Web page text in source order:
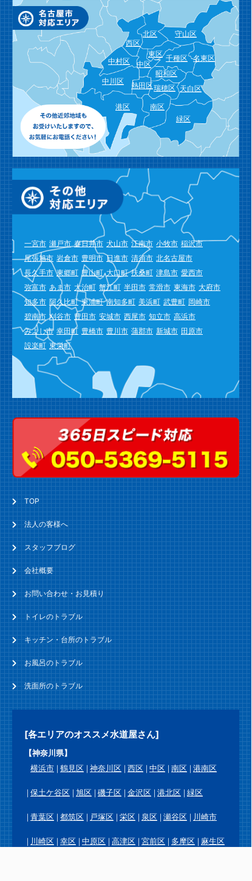
北区
西区
守山区
東区 名東区
千種区
中区
中村区
昭和区
天白区
瑞穂区
熱田区
中川区
緑区
南区
港区
一宮市 瀬戸市 春日井市 犬山市 江南市 小牧市 稲沢市
尾張旭市 岩倉市 豊明市 日進市 清須市 北名古屋市
長久手市 東郷町 豊山町 大口町 扶桑町 津島市 愛西市
弥富市 あま市 大治町 蟹江町 半田市 常滑市 東海市 大府市
知多市 阿久比町 東浦町 南知多町 美浜町 武豊町 岡崎市
碧南市 刈谷市 豊田市 安城市 西尾市 知立市 高浜市
みよし市 幸田町 豊橋市 豊川市 蒲郡市 新城市 田原市
設楽町 東栄町
TOP
法人の客様へ
スタッフブログ
会社概要
お問い合わせ・お見積り
トイレのトラブル
キッチン・台所のトラブル
お風呂のトラブル
洗面所のトラブル
[各エリアのオススメ水道屋さん]
【神奈川県】
横浜市
鶴見区 神奈川区 西区 中区 南区 港南区
保土ケ谷区 旭区 磯子区 金沢区 港北区 緑区
青葉区 都筑区 戸塚区 栄区 泉区 瀬谷区 川崎市
川崎区 幸区 中原区 高津区 宮前区 多摩区 麻生区